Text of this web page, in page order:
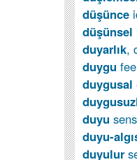
düşünce
düşünsel
duyarlık,
duygu
duygusal
duyu
duyu-
duyulur